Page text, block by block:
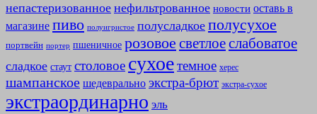
непастеризованное нефильтрованное новости оставь в
магазине пиво полуигристое полусладкое полусухое
портвейн портер пшеничное розовое светлоеслабоватое
сладкое стаут столовое сухоетемное херес
шампанское шедеврально экстра-брют экстра-сухое
экстраординарно эль